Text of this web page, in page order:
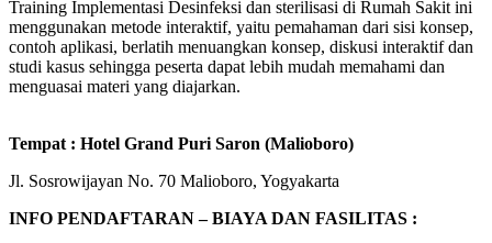
Training Implementasi Desinfeksi dan sterilisasi di Rumah Sakit ini
menggunakan metode interaktif, yaitu pemahaman dari sisi konsep,
contoh aplikasi, berlatih menuangkan konsep, diskusi interaktif dan
studi kasus sehingga peserta dapat lebih mudah memahami dan
menguasai materi yang diajarkan.
Tempat : Hotel Grand Puri Saron (Malioboro)
Jl. Sosrowijayan No. 70 Malioboro, Yogyakarta
INFO PENDAFTARAN – BIAYA DAN FASILITAS :